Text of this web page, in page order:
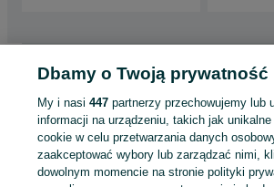
Strona główna Firma i Przemysł Sklepy i
Lady i witryny chłodnicze - Pomorskie
Gdańsk
Lady i witryny chłodnicze - Brzeźno
KATEGORIA
Dbamy o Twoją prywatność
My i nasi447 partnerzy przechowujemy lub
informacji na urządzeniu, takich jak
cookie w celu przetwarzania danych
zaakceptować wybory lub zarządzać nimi,
dowolnym momencie na stronie polityki